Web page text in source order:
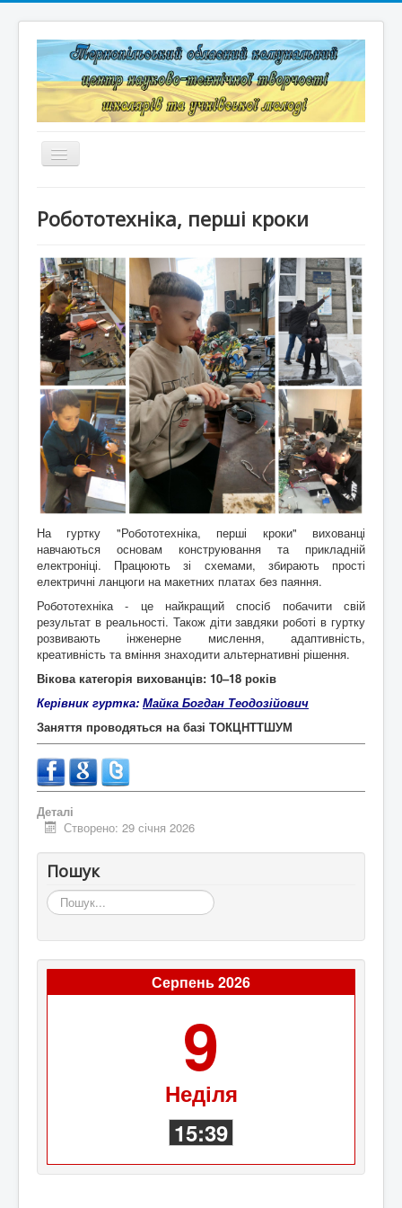
Перемикач
навігації
Документація
Конкурси та змагання
Корисні лінки
Дистанційне навчання
Контакти
Робототехніка, перші кроки
На гуртку "Робототехніка, перші кроки" вихованці
навчаються основам конструювання та прикладній
електроніці. Працюють зі схемами, збирають прості
електричні ланцюги на макетних платах без паяння.
Робототехніка - це найкращий спосіб побачити свій
результат в реальності. Також діти завдяки роботі в гуртку
розвивають інженерне мислення, адаптивність,
креативність та вміння знаходити альтернативні рішення.
Вікова категорія вихованців: 10–18 років
Керівник гуртка: Майка Богдан Теодозійович
Заняття проводяться на базі ТОКЦНТТШУМ
Деталі
Створено: 29 січня 2026
Пошук
Пошук...
Серпень 2026
9
Неділя
15:39